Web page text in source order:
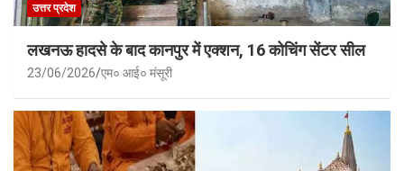
उत्तर प्रदेश
लखनऊ हादसे के बाद कानपुर में एक्शन, 16 कोचिंग सेंटर सील
23/06/2026 एम० आई० मंसूरी